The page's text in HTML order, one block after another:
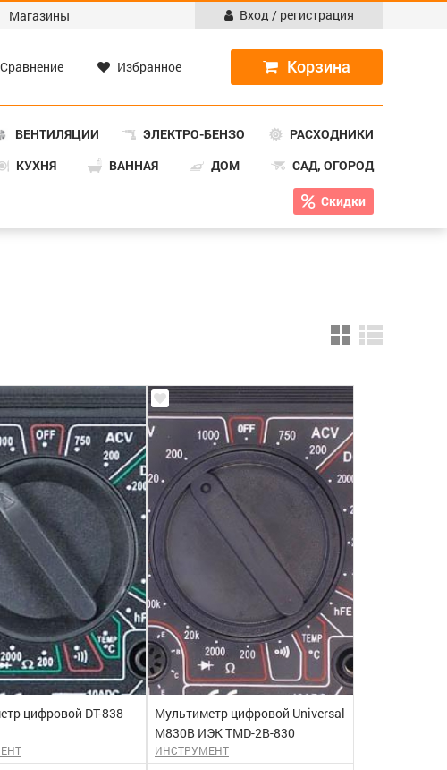
Магазины Вход / регистрация
Сравнение Избранное
ВЕНТИЛЯЦИИ ЭЛЕКТРО-БЕНЗО
РАСХОДНИКИ
КУХНЯ ВАННАЯ ДОМ САД, ОГОРОД
Скидки
цифровой DT-838
Мультиметр цифровой Universal
M830B ИЭК TMD-2B-830
ИНСТРУМЕНТ